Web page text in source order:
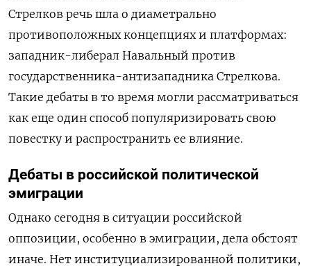
Стрелков речь шла о диаметрально
противоположных концепциях и платформах:
западник-либерал Навальный против
государственника-антизападника Стрелкова.
Такие дебаты в то время могли рассматриваться
как еще один способ популяризировать свою
повестку и распространить ее влияние.
Дебаты в российской политической
эмиграции
Однако сегодня в ситуации российской
оппозиции, особенно в эмиграции, дела обстоят
иначе. Нет институциализированной политики,